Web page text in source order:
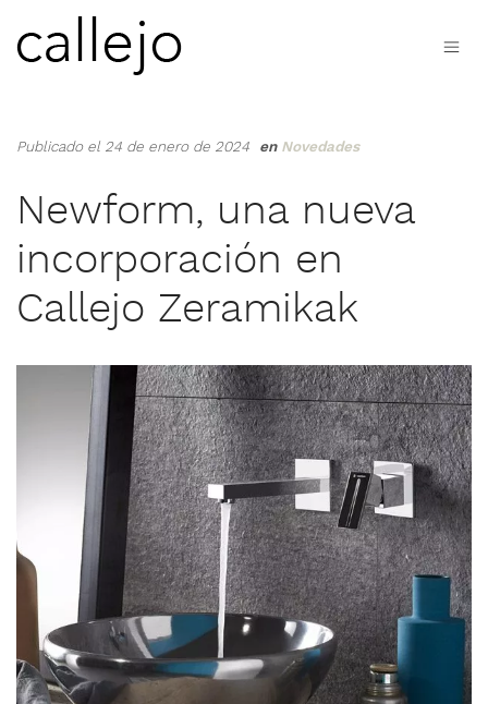
Publicado el 24 de enero de 2024 en Novedades
Newform, una nueva
incorporación en
Callejo Zeramikak